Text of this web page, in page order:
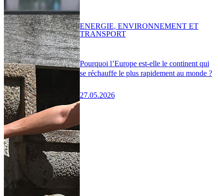
Pourquoi l’Europe est-elle le continent qui
se réchauffe le plus rapidement au monde ?
27.05.2026
ENERGIE, ENVIRONNEMENT ET
TRANSPORT